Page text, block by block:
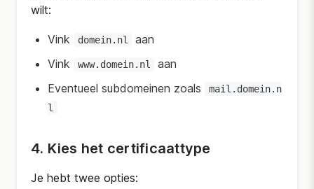
wilt:
Vink domein.nl
aan
Vink
www.domein.nl
aan
Eventueel subdomeinen zoals
mail.domein.n
l
4. Kies het certificaattype
Je hebt twee opties: